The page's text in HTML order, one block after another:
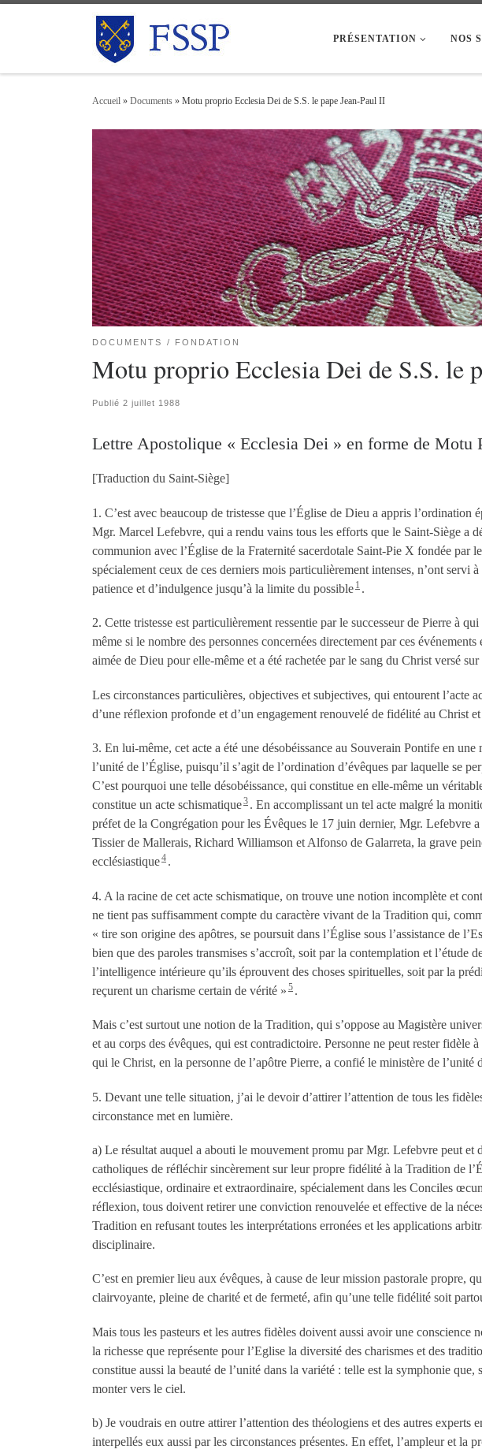
PRÉSENTATION NOS
Accueil » Documents » Motu proprio Ecclesia Dei de S.S. le pape Jean-Paul II
DOCUMENTS FONDATION
Motu proprio Ecclesia Dei de S.S. le
Publié 2 juillet 1988
Lettre Apostolique « Ecclesia Dei » en forme de Motu
[Traduction du Saint-Siège]
1. C’est avec beaucoup de tristesse que l’Église de Dieu a appris
Mgr. Marcel Lefebvre, qui a rendu vains tous les efforts que le Saint-Siège a
communion avec l’Église de la Fraternité sacerdotale Saint-Pie X fondée par
spécialement ceux de ces derniers mois particulièrement intenses, n’ont servi
patience et d’indulgence jusqu’à la limite du possible 1 .
2. Cette tristesse est particulièrement ressentie par le successeur de Pierre à
même si le nombre des personnes concernées directement par ces
aimée de Dieu pour elle-même et a été rachetée par le sang du Christ versé
Les circonstances particulières, objectives et subjectives, qui entourent l’acte
d’une réflexion profonde et d’un engagement renouvelé de fidélité au Christ
3. En lui-même, cet acte a été une désobéissance au Souverain Pontife en
l’unité de l’Église, puisqu’il s’agit de l’ordination d’évêques par laquelle se
C’est pourquoi une telle désobéissance, qui constitue en elle-même un
constitue un acte schismatique3 . En accomplissant un tel acte malgré la
préfet de la Congrégation pour les Évêques le 17 juin dernier, Mgr. Lefebvre
Tissier de Mallerais, Richard Williamson et Alfonso de Galarreta, la grave
ecclésiastique4 .
4. A la racine de cet acte schismatique, on trouve une notion incomplète et
ne tient pas suffisamment compte du caractère vivant de la Tradition qui,
« tire son origine des apôtres, se poursuit dans l’Église sous l’assistance de
bien que des paroles transmises s’accroît, soit par la contemplation et l’étude
l’intelligence intérieure qu’ils éprouvent des choses spirituelles, soit par la
reçurent un charisme certain de vérité » 5 .
Mais c’est surtout une notion de la Tradition, qui s’oppose au Magistère
et au corps des évêques, qui est contradictoire. Personne ne peut rester fidèle
qui le Christ, en la personne de l’apôtre Pierre, a confié le ministère de l’unité
5. Devant une telle situation, j’ai le devoir d’attirer l’attention de tous les
circonstance met en lumière.
a) Le résultat auquel a abouti le mouvement promu par Mgr. Lefebvre peut et
catholiques de réfléchir sincèrement sur leur propre fidélité à la Tradition de
ecclésiastique, ordinaire et extraordinaire, spécialement dans les Conciles
réflexion, tous doivent retirer une conviction renouvelée et effective de la
Tradition en refusant toutes les interprétations erronées et les applications
disciplinaire.
C’est en premier lieu aux évêques, à cause de leur mission pastorale propre,
clairvoyante, pleine de charité et de fermeté, afin qu’une telle fidélité soit
Mais tous les pasteurs et les autres fidèles doivent aussi avoir une conscience
la richesse que représente pour l’Eglise la diversité des charismes et des
constitue aussi la beauté de l’unité dans la variété : telle est la symphonie
monter vers le ciel.
b) Je voudrais en outre attirer l’attention des théologiens et des autres experts
interpellés eux aussi par les circonstances présentes. En effet, l’ampleur et la